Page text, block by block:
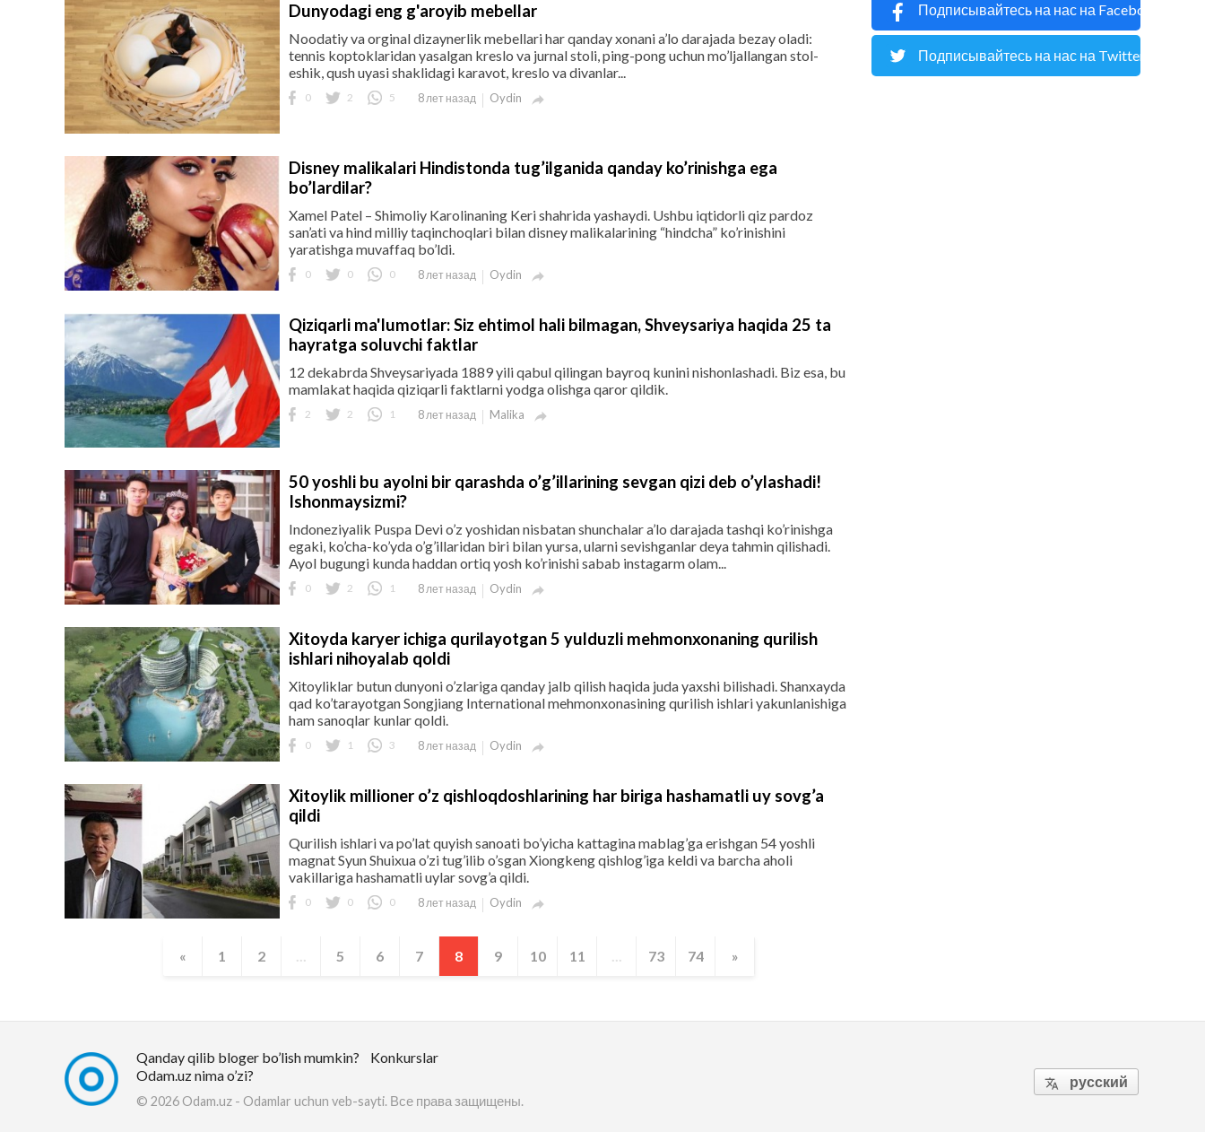
Dunyodagi eng g'aroyib mebellar
Noodatiy va orginal dizaynerlik mebellari har qanday xonani a’lo darajada bezay oladi:
tennis koptoklaridan yasalgan kreslo va jurnal stoli, ping-pong uchun mo’ljallangan stol-
eshik, qush uyasi shaklidagi karavot, kreslo va divanlar...
0 2 5 8 лет назад Oydin 
Disney malikalari Hindistonda tug’ilganida qanday ko’rinishga ega
bo’lardilar?
Xamel Patel – Shimoliy Karolinaning Keri shahrida yashaydi. Ushbu iqtidorli qiz pardoz
san’ati va hind milliy taqinchoqlari bilan disney malikalarining “hindcha” ko’rinishini
yaratishga muvaffaq bo’ldi.
0 0 0 8 лет назад Oydin 
Qiziqarli ma'lumotlar: Siz ehtimol hali bilmagan, Shveysariya haqida 25 ta
hayratga soluvchi faktlar
12 dekabrda Shveysariyada 1889 yili qabul qilingan bayroq kunini nishonlashadi. Biz esa, bu
mamlakat haqida qiziqarli faktlarni yodga olishga qaror qildik.
2 2 1 8 лет назад Malika 
50 yoshli bu ayolni bir qarashda o’g’illarining sevgan qizi deb o’ylashadi!
Ishonmaysizmi?
Indoneziyalik Puspa Devi o’z yoshidan nisbatan shunchalar a’lo darajada tashqi ko’rinishga
egaki, ko’cha-ko’yda o’g’illaridan biri bilan yursa, ularni sevishganlar deya tahmin qilishadi.
Ayol bugungi kunda haddan ortiq yosh ko’rinishi sabab instagarm olam...
0 2 1 8 лет назад Oydin 
Xitoyda karyer ichiga qurilayotgan 5 yulduzli mehmonxonaning qurilish
ishlari nihoyalab qoldi
Xitoyliklar butun dunyoni o’zlariga qanday jalb qilish haqida juda yaxshi bilishadi. Shanxayda
qad ko’tarayotgan Songjiang International mehmonxonasining qurilish ishlari yakunlanishiga
ham sanoqlar kunlar qoldi.
0 1 3 8 лет назад Oydin 
Xitoylik millioner o’z qishloqdoshlarining har biriga hashamatli uy sovg’a
qildi
Qurilish ishlari va po’lat quyish sanoati bo’yicha kattagina mablag’ga erishgan 54 yoshli
magnat Syun Shuixua o’zi tug’ilib o’sgan Xiongkeng qishlog’iga keldi va barcha aholi
vakillariga hashamatli uylar sovg’a qildi.
0 0 0 8 лет назад Oydin 
« 1 2 ... 5 6 7 8 9 10 11 ... 73 74 »
Подписывайтесь на нас на Facebook
Подписывайтесь на нас на Twitter
Qanday qilib bloger bo’lish mumkin?
Konkurslar
Odam.uz nima o’zi?
© 2026 Odam.uz - Odamlar uchun veb-sayti. Все права защищены.
 русский